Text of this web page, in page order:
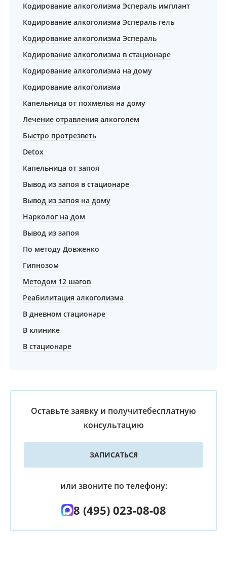
Кодирование алкоголизма Эспераль имплант
Кодирование алкоголизма Эспераль гель
Кодирование алкоголизма Эспераль
Кодирование алкоголизма в стационаре
Кодирование алкоголизма на дому
Кодирование алкоголизма
Капельница от похмелья на дому
Лечение отравления алкоголем
Быстро протрезветь
Detox
Капельница от запоя
Вывод из запоя в стационаре
Вывод из запоя на дому
Нарколог на дом
Вывод из запоя
По методу Довженко
Гипнозом
Методом 12 шагов
Реабилитация алкоголизма
В дневном стационаре
В клинике
В стационаре
Оставьте заявку и получитебесплатную
консультацию
ЗАПИСАТЬСЯ
или звоните по телефону:
8 (495) 023-08-08